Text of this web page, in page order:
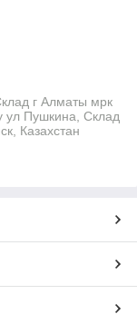
г Алматы мрк
ул Пушкина, Склад
Казахстан